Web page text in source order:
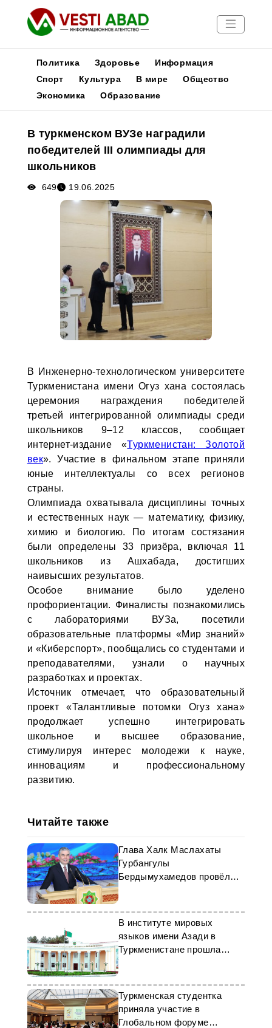
Новости
Медиа
Афиша
Политика Здоровье
Информация
Спорт
Культура В мире
Общество
Экономика
Образование
В туркменском ВУЗе наградили
победителей III олимпиады для
школьников
649 19.06.2025
В Инженерно-технологическом университете
Туркменистана имени Огуз хана состоялась
церемония награждения победителей
третьей интегрированной олимпиады среди
школьников 9–12 классов, сообщает
интернет-издание «Туркменистан: Золотой
век». Участие в финальном этапе приняли
юные интеллектуалы со всех регионов
страны.
Олимпиада охватывала дисциплины точных
и естественных наук — математику, физику,
химию и биологию. По итогам состязания
были определены 33 призёра, включая 11
школьников из Ашхабада, достигших
наивысших результатов.
Особое внимание было уделено
профориентации. Финалисты познакомились
с лабораториями ВУЗа, посетили
образовательные платформы «Мир знаний»
и «Киберспорт», пообщались со студентами и
преподавателями, узнали о научных
разработках и проектах.
Источник отмечает, что образовательный
проект «Талантливые потомки Огуз хана»
продолжает успешно интегрировать
школьное и высшее образование,
стимулируя интерес молодежи к науке,
инновациям и профессиональному
развитию.
Читайте также
Глава Халк Маслахаты
Гурбангулы
Бердымухамедов провёл
общий урок
В институте мировых
языков имени Азади в
Туркменистане прошла
олимпиада по английскому
языку
Туркменская студентка
приняла участие в
Глобальном форуме